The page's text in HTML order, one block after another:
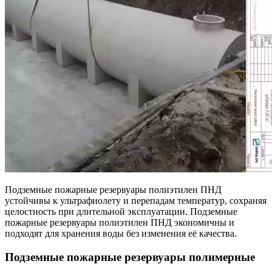
Подземные пожарные резервуары полиэтилен ПНД
устойчивы к ультрафиолету и перепадам температур, сохраняя
целостность при длительной эксплуатации. Подземные
пожарные резервуары полиэтилен ПНД экономичны и
подходят для хранения воды без изменения её качества.
Подземные пожарные резервуары полимерные